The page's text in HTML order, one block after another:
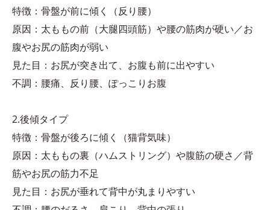
特徴：骨盤が前に傾く（反り腰）
原因：太ももの前（大腿四頭筋）や腰の筋肉が硬い／お
腹やお尻の筋肉が弱い
見た目：お尻が突き出て、お腹も前に出やすい
不調：腰痛、反り腰、ぽっこりお腹
2.後傾タイプ
特徴：骨盤が後ろに傾く（猫背気味）
原因：太ももの裏（ハムストリング）や腹筋の硬さ／背
筋やお尻の筋力不足
見た目：お尻が垂れて背中が丸まりやすい